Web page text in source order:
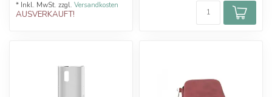
* Inkl. MwSt. zzgl. Versandkosten
AUSVERKAUFT!